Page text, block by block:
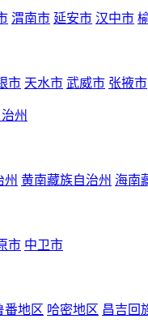
渭南市 延安市 汉中市
市 天水市 武威市 张掖市
州
州 黄南藏族自治州 海南
市 中卫市
番地区 哈密地区 昌吉回